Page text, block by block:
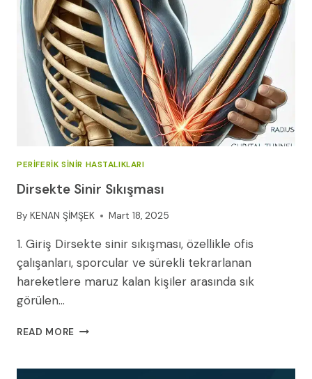
YAN
ETKILER
(2026)
PERIFERIK SINIR HASTALIKLARI
Dirsekte Sinir Sıkışması
By KENAN ŞİMŞEK Mart 18, 2025
1. Giriş Dirsekte sinir sıkışması, özellikle ofis
çalışanları, sporcular ve sürekli tekrarlanan
hareketlere maruz kalan kişiler arasında sık
görülen…
READ MORE DIRSEKTE